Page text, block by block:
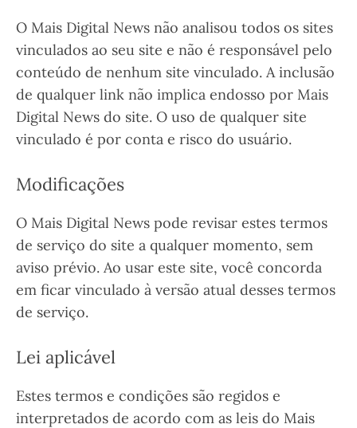
O Mais Digital News não analisou todos os sites
vinculados ao seu site e não é responsável pelo
conteúdo de nenhum site vinculado. A inclusão
de qualquer link não implica endosso por Mais
Digital News do site. O uso de qualquer site
vinculado é por conta e risco do usuário.
Modificações
O Mais Digital News pode revisar estes termos
de serviço do site a qualquer momento, sem
aviso prévio. Ao usar este site, você concorda
em ficar vinculado à versão atual desses termos
de serviço.
Lei aplicável
Estes termos e condições são regidos e
interpretados de acordo com as leis do Mais